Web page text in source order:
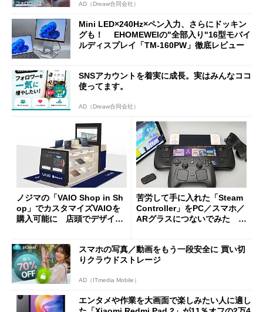
AD（Dreaw合同会社）
Mini LED×240Hz×ペン入力、さらにドッキン
グも！ EHOMEWEIの"全部入り"16型モバイ
ルディスプレイ「TM-160PW」徹底レビュー
SNSアカウントを着実に成長。実はみんなココ
使ってます。
AD（Dreaw合同会社）
ノジマの「VAIO Shop in Sh
op」でカスタマイズVAIOを
購入可能に 店頭でデザイン
苦労して手に入れた「Steam
Controller」をPC／スマホ／
ARグラスにつないでみた ゲ
スマホの写真／動画をもう一段安全に 買い切
りクラウドストレージ
AD（ITmedia Mobile）
エンタメや作業を大画面で楽しみたい人に適し